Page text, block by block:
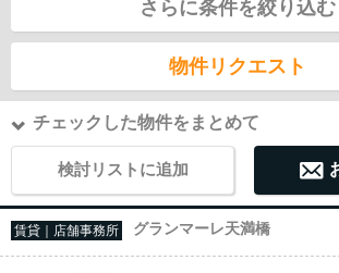
さらに条件を絞り込む
物件リクエスト
チェックした物件をまとめて
検討リストに追加
賃貸｜店舗事務所 グランマーレ天満橋